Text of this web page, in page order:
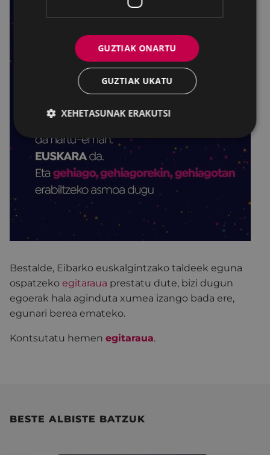
Bestalde, Eibarko euskalgintzako taldeek eguna
ospatzeko egitaraua prestatu dute, bizi dugun
egoerak hala aginduta xumea izango bada ere,
egunari berea emateko.
Kontsutatu hemen egitaraua.
BESTE ALBISTE BATZUK
GUZTIAK ONARTU
GUZTIAK UKATU
XEHETASUNAK ERAKUTSI